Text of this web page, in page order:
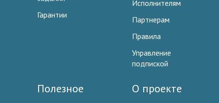
Гарантии
Исполнителям
Партнерам
Правила
Управление
подпиской
Полезное О проекте